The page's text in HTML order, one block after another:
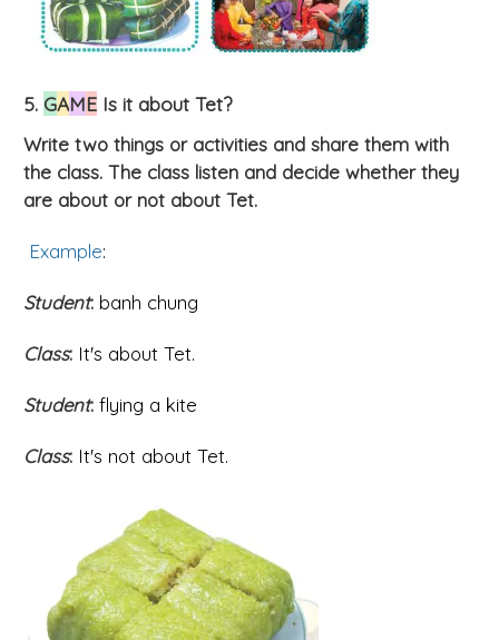
5. GAME Is it about Tet?
Write two things or activities and share them with
the class. The class listen and decide whether they
are about or not about Tet.
Example:
Student: banh chung
Class: It's about Tet.
Student: flying a kite
Class: It's not about Tet.